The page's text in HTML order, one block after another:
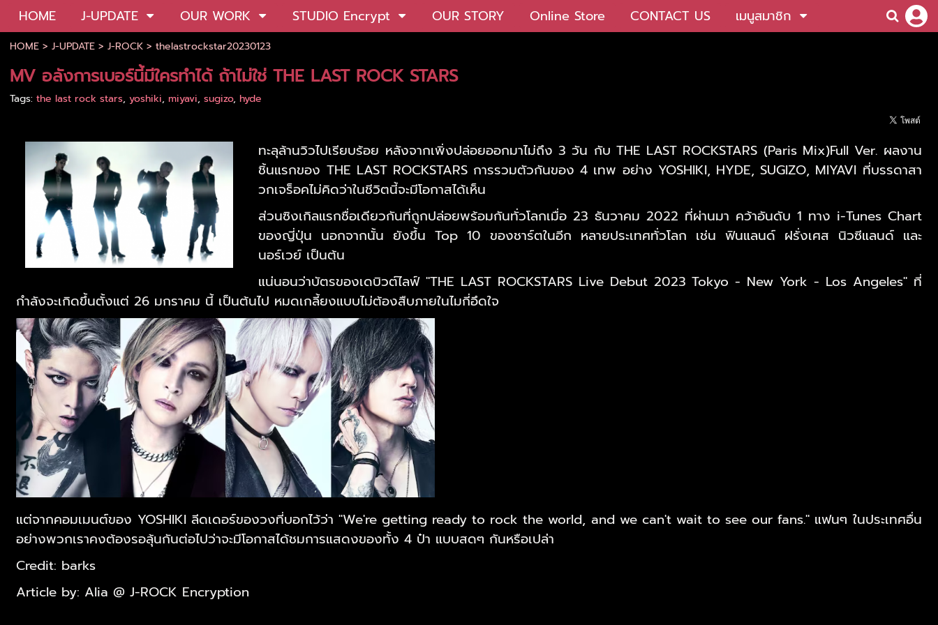
HOME J-UPDATE OUR WORK STUDIO Encrypt OUR STORY Online Store CONTACT US เมนูสมาชิก
HOME> J-UPDATE> J-ROCK> thelastrockstar20230123
MV อลังการเบอร์นี้มีใครทำได้ ถ้าไม่ใช่ THE LAST ROCK STARS
Tags: the last rock stars, yoshiki, miyavi, sugizo, hyde
ทะลุล้านวิวไปเรียบร้อย หลังจากเพิ่งปล่อยออกมาไม่ถึง 3 วัน กับ THE LAST ROCKSTARS (Paris Mix)Full Ver. ผลงาน
ชิ้นแรกของ THE LAST ROCKSTARSการรวมตัวกันของ 4 เทพ อย่าง YOSHIKI, HYDE, SUGIZO, MIYAVI ที่บรรดาสา
วกเจร็อคไม่คิดว่าในชีวิตนี้จะมีโอกาสได้เห็น
ส่วนซิงเกิลแรกชื่อเดียวกันที่ถูกปล่อยพร้อมกันทั่วโลกเมื่อ 23 ธันวาคม 2022 ที่ผ่านมา คว้าอันดับ 1 ทาง i-Tunes Chart
ของญี่ปุ่น นอกจากนั้น ยังขึ้น Top 10 ของชาร์ตในอีก หลายประเทศทั่วโลก เช่น ฟินแลนด์ ฝรั่งเศส นิวซีแลนด์ และ
นอร์เวย์ เป็นต้น
แน่นอนว่าบัตรของเดบิวต์ไลฟ์ "THE LAST ROCKSTARS Live Debut 2023 Tokyo - New York - Los Angeles" ที่
กำลังจะเกิดขึ้นตั้งแต่ 26 มกราคม นี้ เป็นต้นไป หมดเกลี้ยงแบบไม่ต้องสืบภายในไมกี่อึดใจ
แต่จากคอมเมนต์ของ YOSHIKI ลีดเดอร์ของวงที่บอกไว้ว่า "We're getting ready to rock the world, and we can't wait to see our fans." แฟนๆ ในประเทศอื่น
อย่างพวกเราคงต้องรอลุ้นกันต่อไปว่าจะมีโอกาสได้ชมการแสดงของทั้ง 4 ป๋า แบบสดๆ กันหรือเปล่า
Credit: barks
Article by: Alia @ J-ROCK Encryption